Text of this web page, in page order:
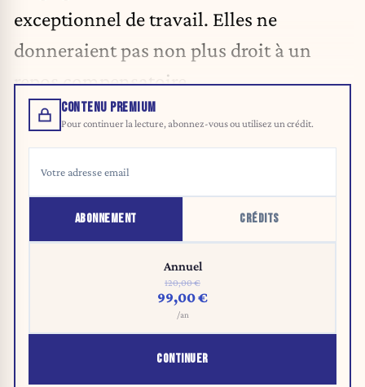
exceptionnel de travail. Elles ne
donneraient pas non plus droit à un
repos compensatoire.
CONTENU PREMIUM
Pour continuer la lecture, abonnez-vous ou utilisez un crédit.
ABONNEMENT CRÉDITS
Annuel
120,00 €
99,00 €
/an
CONTINUER